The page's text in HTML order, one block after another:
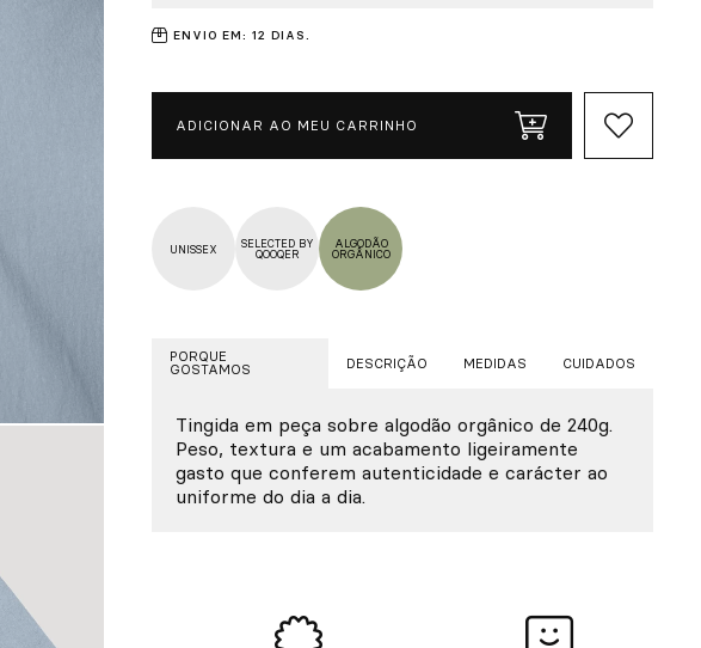
ENVIO EM: 12 DIAS.
ADICIONAR AO MEU CARRINHO
UNISSEX
SELECTED BY
QOOQER
ALGODÃO
ORGÂNICO
PORQUE
GOSTAMOS DESCRIÇÃO MEDIDAS CUIDADOS
Tingida em peça sobre algodão orgânico de 240g.
Peso, textura e um acabamento ligeiramente
gasto que conferem autenticidade e carácter ao
uniforme do dia a dia.